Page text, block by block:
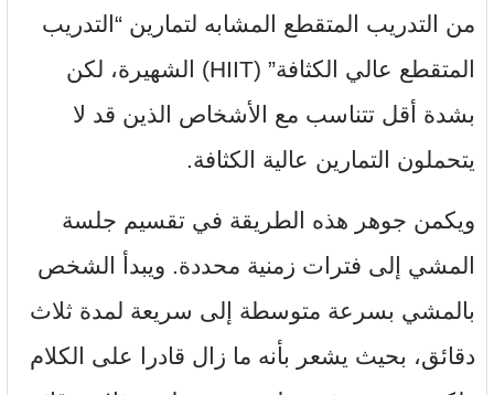
من التدريب المتقطع المشابه لتمارين “التدريب
المتقطع عالي الكثافة” (HIIT) الشهيرة، لكن
بشدة أقل تتناسب مع الأشخاص الذين قد لا
يتحملون التمارين عالية الكثافة.
ويكمن جوهر هذه الطريقة في تقسيم جلسة
المشي إلى فترات زمنية محددة. ويبدأ الشخص
بالمشي بسرعة متوسطة إلى سريعة لمدة ثلاث
دقائق، بحيث يشعر بأنه ما زال قادرا على الكلام